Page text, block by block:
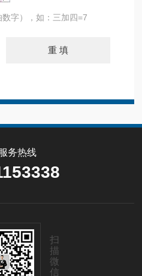
字），如：三加四=7
务热线
扫
描
微
信